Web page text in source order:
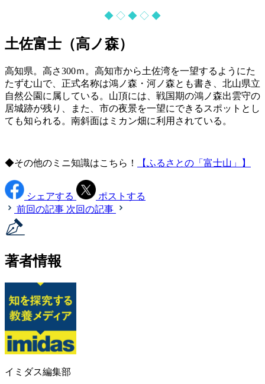
◆ ◇ ◆ ◇ ◆
土佐富士（高ノ森）
高知県。高さ300ｍ。高知市から土佐湾を一望するようにた
たずむ山で、正式名称は鴻ノ森・河ノ森とも書き、北山県立
自然公園に属している。山頂には、戦国期の鴻ノ森出雲守の
居城跡が残り、また、市の夜景を一望にできるスポットとし
ても知られる。南斜面はミカン畑に利用されている。
◆その他のミニ知識はこちら！ 【ふるさとの「富士山」】
シェアする
ポストする
前回の記事 次回の記事
著者情報
イミダス編集部